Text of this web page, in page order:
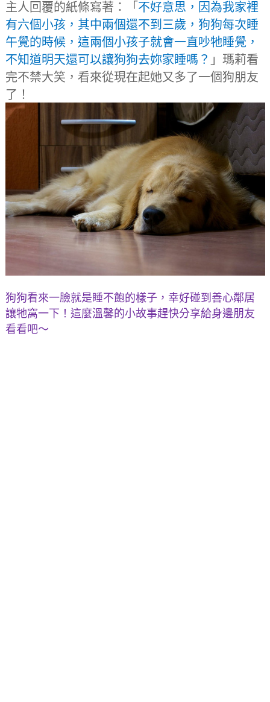
主人回覆的紙條寫著：「 不好意思，因為我家裡
有六個小孩，其中兩個還不到三歲，狗狗每次睡
午覺的時候，這兩個小孩子就會一直吵牠睡覺，
不知道明天還可以讓狗狗去妳家睡嗎？ 」瑪莉看
完不禁大笑，看來從現在起她又多了一個狗朋友
了！
狗狗看來一臉就是睡不飽的樣子，幸好碰到善心鄰居
讓牠窩一下！這麼溫馨的小故事趕快分享給身邊朋友
看看吧～